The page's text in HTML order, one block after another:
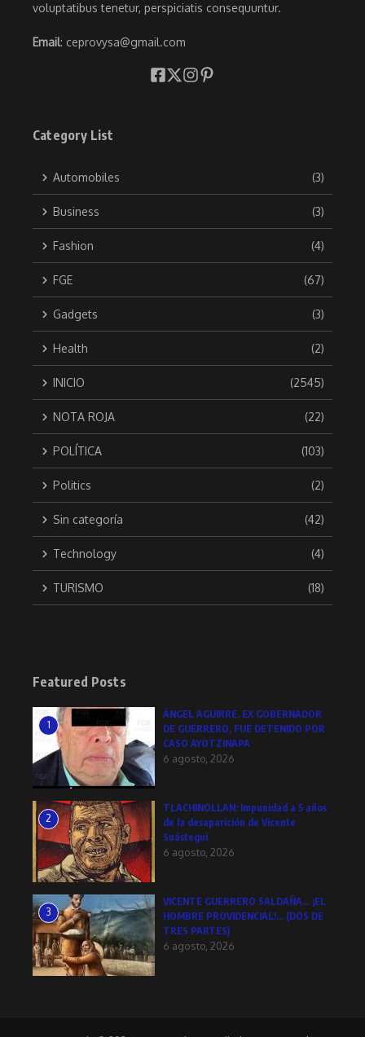
voluptatibus tenetur, perspiciatis consequuntur.
Email: ceprovysa@gmail.com
Category List
Automobiles (3)
Business (3)
Fashion (4)
FGE (67)
Gadgets (3)
Health (2)
INICIO (2545)
NOTA ROJA (22)
POLÍTICA (103)
Politics (2)
Sin categoría (42)
Technology (4)
TURISMO (18)
Featured Posts
1
ÁNGEL AGUIRRE, EX GOBERNADOR
DE GUERRERO, FUE DETENIDO POR
CASO AYOTZINAPA
6 agosto, 2026
2
TLACHINOLLAN: Impunidad a 5 años
de la desaparición de Vicente
Suástegui
6 agosto, 2026
3
VICENTE GUERRERO SALDAÑA… ¡EL
HOMBRE PROVIDENCIAL!… (DOS DE
TRES PARTES)
6 agosto, 2026